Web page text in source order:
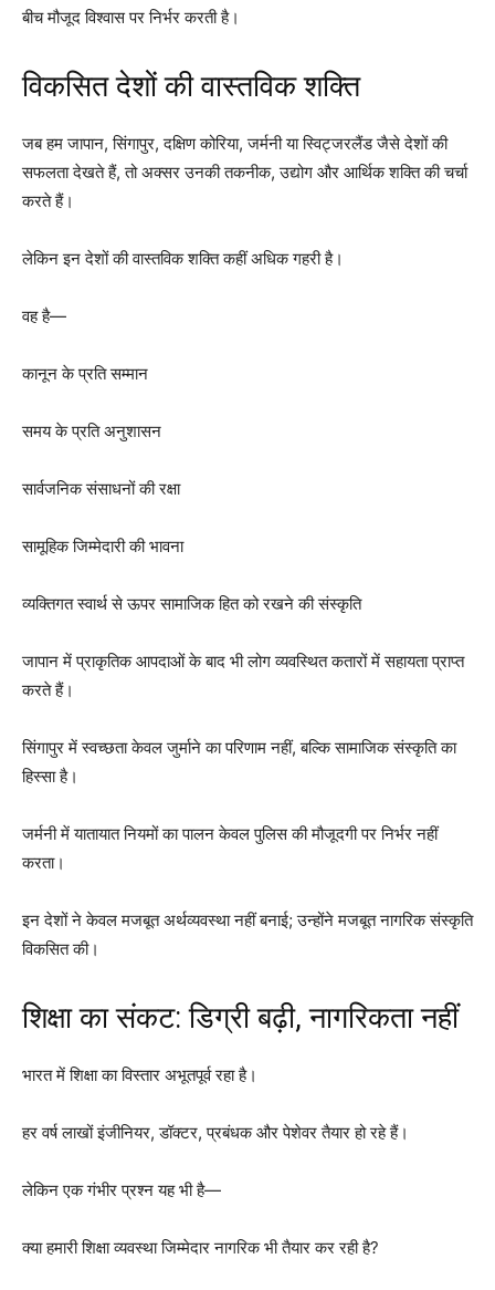
बीच मौजूद विश्वास पर निर्भर करती है।
विकसित देशों की वास्तविक शक्ति
जब हम जापान, सिंगापुर, दक्षिण कोरिया, जर्मनी या स्विट्जरलैंड जैसे देशों की
सफलता देखते हैं, तो अक्सर उनकी तकनीक, उद्योग और आर्थिक शक्ति की चर्चा
करते हैं।
लेकिन इन देशों की वास्तविक शक्ति कहीं अधिक गहरी है।
वह है—
कानून के प्रति सम्मान
समय के प्रति अनुशासन
सार्वजनिक संसाधनों की रक्षा
सामूहिक जिम्मेदारी की भावना
व्यक्तिगत स्वार्थ से ऊपर सामाजिक हित को रखने की संस्कृति
जापान में प्राकृतिक आपदाओं के बाद भी लोग व्यवस्थित कतारों में सहायता प्राप्त
करते हैं।
सिंगापुर में स्वच्छता केवल जुर्माने का परिणाम नहीं, बल्कि सामाजिक संस्कृति का
हिस्सा है।
जर्मनी में यातायात नियमों का पालन केवल पुलिस की मौजूदगी पर निर्भर नहीं
करता।
इन देशों ने केवल मजबूत अर्थव्यवस्था नहीं बनाई; उन्होंने मजबूत नागरिक संस्कृति
विकसित की।
शिक्षा का संकट: डिग्री बढ़ी, नागरिकता नहीं
भारत में शिक्षा का विस्तार अभूतपूर्व रहा है।
हर वर्ष लाखों इंजीनियर, डॉक्टर, प्रबंधक और पेशेवर तैयार हो रहे हैं।
लेकिन एक गंभीर प्रश्न यह भी है—
क्या हमारी शिक्षा व्यवस्था जिम्मेदार नागरिक भी तैयार कर रही है?